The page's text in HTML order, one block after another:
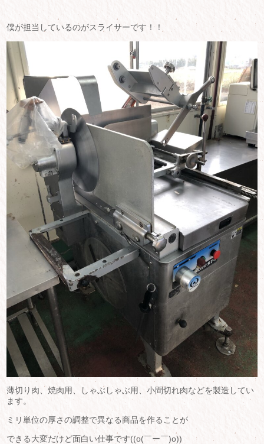
僕が担当しているのがスライサーです！！
薄切り肉、焼肉用、しゃぶしゃぶ用、小間切れ肉などを製造してい
ます。
ミリ単位の厚さの調整で異なる商品を作ることが
できる大変だけど面白い仕事です((o(￣ー￣)o))